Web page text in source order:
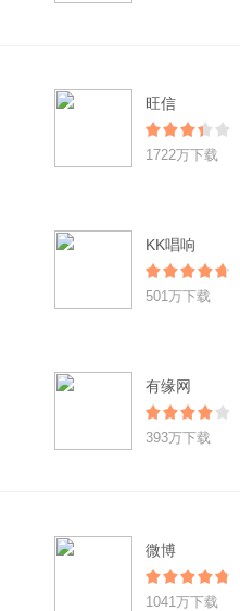
旺信
1722万下载
KK唱响
501万下载
有缘网
393万下载
微博
1041万下载